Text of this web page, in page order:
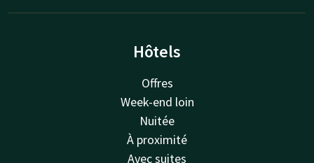
Hôtels
Offres
Week-end loin
Nuitée
À proximité
Avec suites